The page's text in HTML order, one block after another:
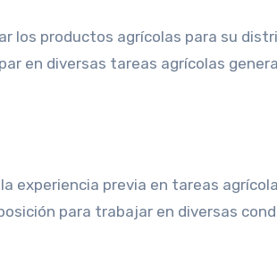
los productos agrícolas para su
en diversas tareas agrícolas
experiencia previa en tareas
para trabajar en diversas